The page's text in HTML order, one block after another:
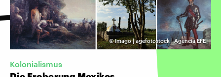
©Imago | agefotostock | Agencia EFE
Kolonialismus